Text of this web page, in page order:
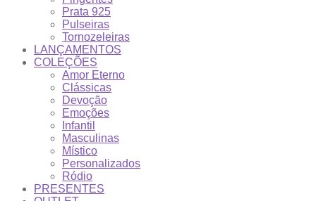
Prata 925
Pulseiras
Tornozeleiras
LANÇAMENTOS
COLEÇÕES
Amor Eterno
Clássicas
Devoção
Emoções
Infantil
Masculinas
Místico
Personalizados
Ródio
PRESENTES